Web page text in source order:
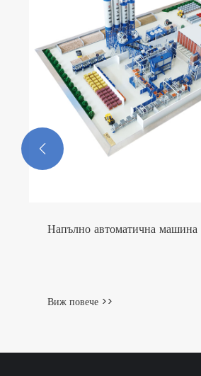
Напълно автоматична машина
Виж повече >>
